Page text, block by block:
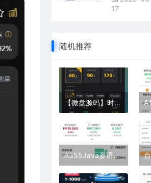
17
随机推荐
【微盘源码】时间盘系统开发源码 – 基于汇汇通最新二开版本 + 支持代理功能 + 多种产品支持
A355Java多语言区块链交易所系统 | 支持法币交易+币币秒合约+杠杆合约交易所二开源码